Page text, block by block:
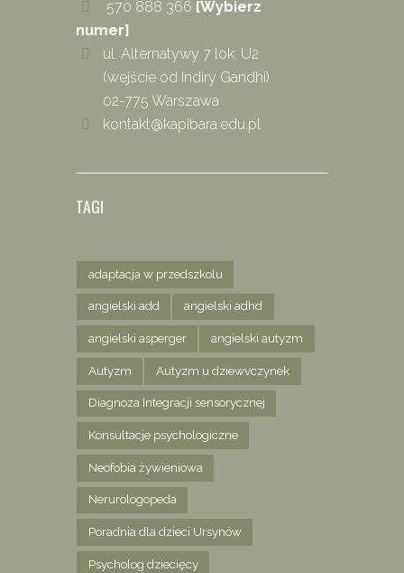
570 888 366 [Wybierz
numer]
ul. Alternatywy 7 lok. U2
(wejście od Indiry Gandhi)
02-775 Warszawa
kontakt@kapibara.edu.pl
TAGI
adaptacja w przedszkolu
angielski add angielski adhd
angielski asperger angielski autyzm
Autyzm Autyzm u dziewvczynek
Diagnoza Integracji sensorycznej
Konsultacje psychologiczne
Neofobia żywieniowa
Nerurologopeda
Poradnia dla dzieci Ursynów
Psycholog dziecięcy